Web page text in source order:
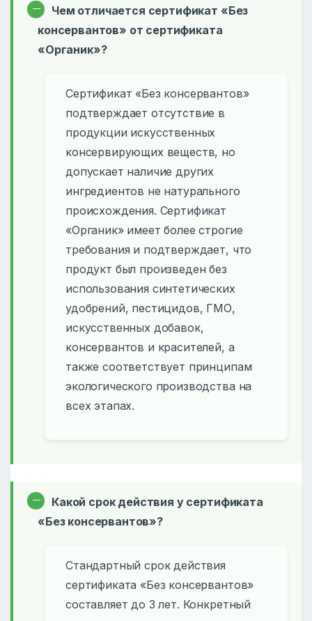
Чем отличается сертификат «Без
консервантов» от сертификата
«Органик»?
Сертификат «Без консервантов»
подтверждает отсутствие в
продукции искусственных
консервирующих веществ, но
допускает наличие других
ингредиентов не натурального
происхождения. Сертификат
«Органик» имеет более строгие
требования и подтверждает, что
продукт был произведен без
использования синтетических
удобрений, пестицидов, ГМО,
искусственных добавок,
консервантов и красителей, а
также соответствует принципам
экологического производства на
всех этапах.
Какой срок действия у сертификата
«Без консервантов»?
Стандартный срок действия
сертификата «Без консервантов»
составляет до 3 лет. Конкретный